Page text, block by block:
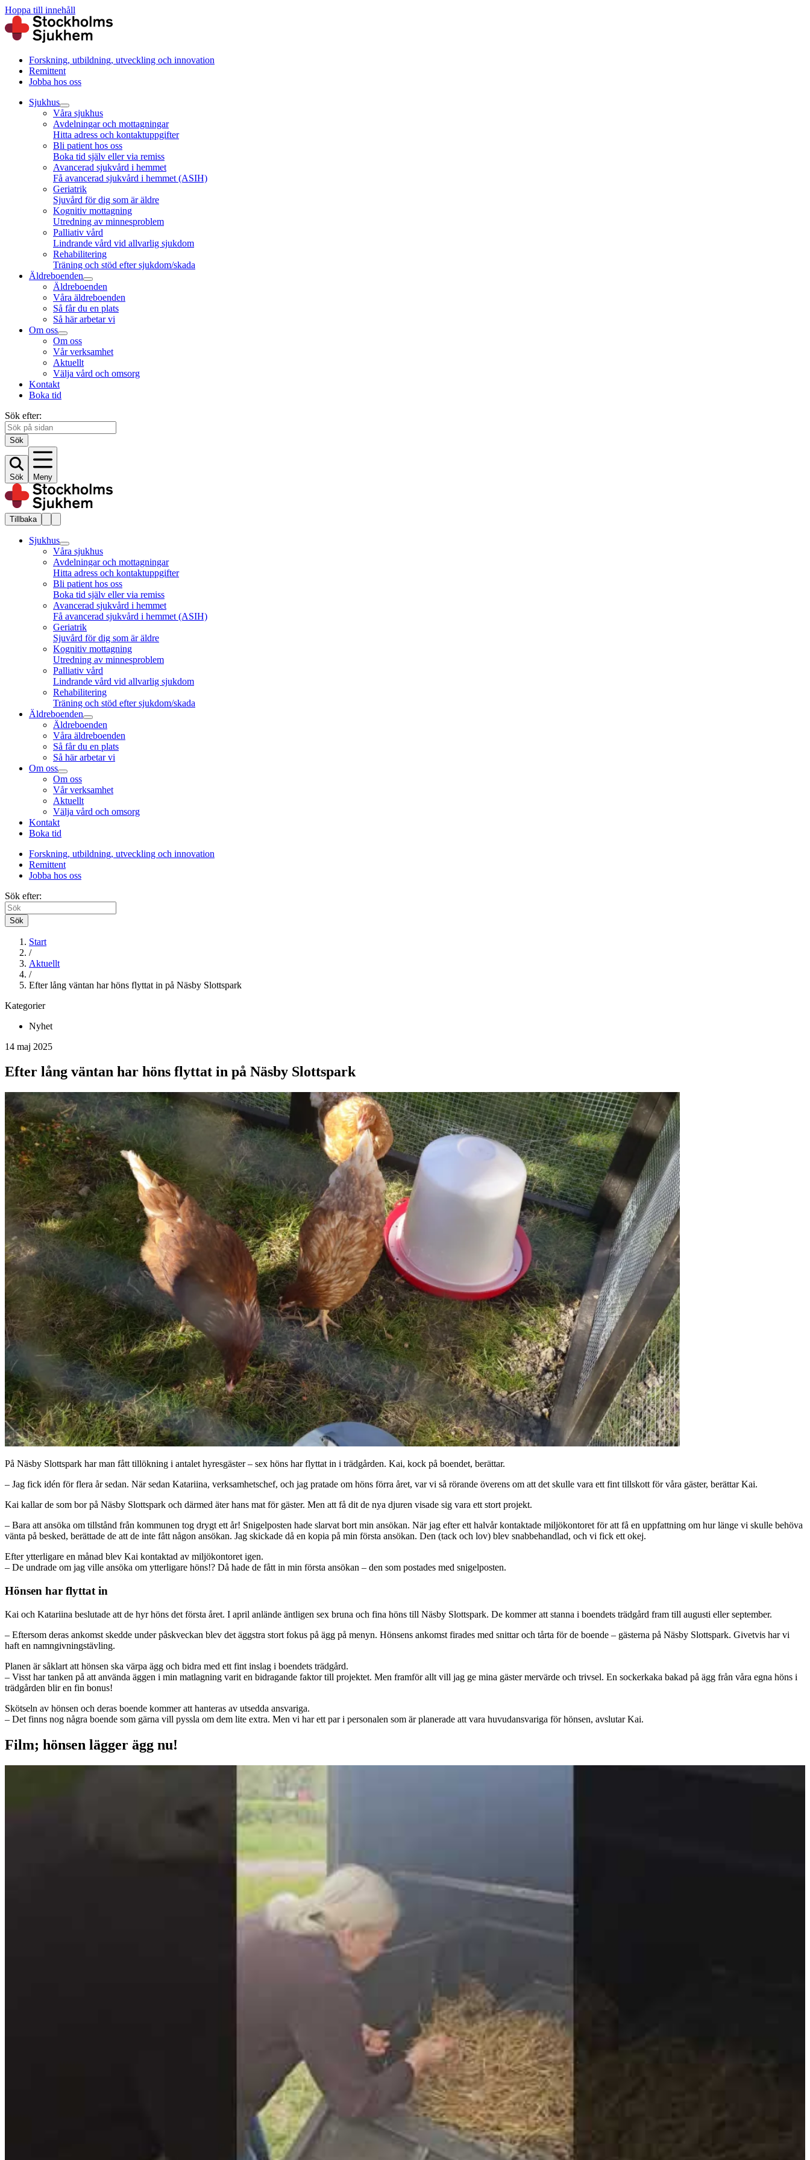
Hoppa till innehåll
Forskning, utbildning, utveckling och innovation
Remittent
Jobba hos oss
Sjukhus
Våra sjukhus
Avdelningar och mottagningar
Hitta adress och kontaktuppgifter
Bli patient hos oss
Boka tid själv eller via remiss
Avancerad sjukvård i hemmet
Få avancerad sjukvård i hemmet (ASIH)
Geriatrik
Sjuvård för dig som är äldre
Kognitiv mottagning
Utredning av minnesproblem
Palliativ vård
Lindrande vård vid allvarlig sjukdom
Rehabilitering
Träning och stöd efter sjukdom/skada
Äldreboenden
Äldreboenden
Våra äldreboenden
Så får du en plats
Så här arbetar vi
Om oss
Om oss
Vår verksamhet
Aktuellt
Välja vård och omsorg
Kontakt
Boka tid
Sök efter:
Sök
Sök Meny
Tillbaka
Sjukhus
Våra sjukhus
Avdelningar och mottagningar
Hitta adress och kontaktuppgifter
Bli patient hos oss
Boka tid själv eller via remiss
Avancerad sjukvård i hemmet
Få avancerad sjukvård i hemmet (ASIH)
Geriatrik
Sjuvård för dig som är äldre
Kognitiv mottagning
Utredning av minnesproblem
Palliativ vård
Lindrande vård vid allvarlig sjukdom
Rehabilitering
Träning och stöd efter sjukdom/skada
Äldreboenden
Äldreboenden
Våra äldreboenden
Så får du en plats
Så här arbetar vi
Om oss
Om oss
Vår verksamhet
Aktuellt
Välja vård och omsorg
Kontakt
Boka tid
Forskning, utbildning, utveckling och innovation
Remittent
Jobba hos oss
Sök efter:
Sök
Start
/
Aktuellt
/
Efter lång väntan har höns flyttat in på Näsby Slottspark
Kategorier
Nyhet
14 maj 2025
Efter lång väntan har höns flyttat in på Näsby Slottspark
På Näsby Slottspark har man fått tillökning i antalet hyresgäster – sex höns har flyttat in i trädgården. Kai, kock på boendet, berättar.
– Jag fick idén för flera år sedan. När sedan Katariina, verksamhetschef, och jag pratade om höns förra året, var vi så rörande överens om att det skulle vara ett fint tillskott för våra gäster, berättar Kai.
Kai kallar de som bor på Näsby Slottspark och därmed äter hans mat för gäster. Men att få dit de nya djuren visade sig vara ett stort projekt.
– Bara att ansöka om tillstånd från kommunen tog drygt ett år! Snigelposten hade slarvat bort min ansökan. När jag efter ett halvår kontaktade miljökontoret för att få en uppfattning om hur länge vi skulle behöva
vänta på besked, berättade de att de inte fått någon ansökan. Jag skickade då en kopia på min första ansökan. Den (tack och lov) blev snabbehandlad, och vi fick ett okej.
Efter ytterligare en månad blev Kai kontaktad av miljökontoret igen.
– De undrade om jag ville ansöka om ytterligare höns!? Då hade de fått in min första ansökan – den som postades med snigelposten.
Hönsen har flyttat in
Kai och Katariina beslutade att de hyr höns det första året. I april anlände äntligen sex bruna och fina höns till Näsby Slottspark. De kommer att stanna i boendets trädgård fram till augusti eller september.
– Eftersom deras ankomst skedde under påskveckan blev det äggstra stort fokus på ägg på menyn. Hönsens ankomst firades med snittar och tårta för de boende – gästerna på Näsby Slottspark. Givetvis har vi
haft en namngivningstävling.
Planen är såklart att hönsen ska värpa ägg och bidra med ett fint inslag i boendets trädgård.
– Visst har tanken på att använda äggen i min matlagning varit en bidragande faktor till projektet. Men framför allt vill jag ge mina gäster mervärde och trivsel. En sockerkaka bakad på ägg från våra egna höns i
trädgården blir en fin bonus!
Skötseln av hönsen och deras boende kommer att hanteras av utsedda ansvariga.
– Det finns nog några boende som gärna vill pyssla om dem lite extra. Men vi har ett par i personalen som är planerade att vara huvudansvariga för hönsen, avslutar Kai.
Film; hönsen lägger ägg nu!